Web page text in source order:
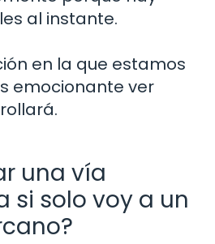
al instante.
en la que estamos
emocionante ver
una vía
si solo voy a un